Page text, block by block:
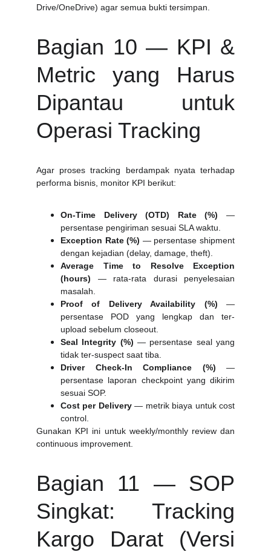
Drive/OneDrive) agar semua bukti tersimpan.
Bagian 10 — KPI &
Metric yang Harus
Dipantau untuk
Operasi Tracking
Agar proses tracking berdampak nyata terhadap
performa bisnis, monitor KPI berikut:
On-Time Delivery (OTD) Rate (%) —
persentase pengiriman sesuai SLA waktu.
Exception Rate (%) — persentase shipment
dengan kejadian (delay, damage, theft).
Average Time to Resolve Exception
(hours) — rata-rata durasi penyelesaian
masalah.
Proof of Delivery Availability (%) —
persentase POD yang lengkap dan ter-
upload sebelum closeout.
Seal Integrity (%) — persentase seal yang
tidak ter-suspect saat tiba.
Driver Check-In Compliance (%) —
persentase laporan checkpoint yang dikirim
sesuai SOP.
Cost per Delivery— metrik biaya untuk cost
control.
Gunakan KPI ini untuk weekly/monthly review dan
continuous improvement.
Bagian 11 — SOP
Singkat: Tracking
Kargo Darat (Versi